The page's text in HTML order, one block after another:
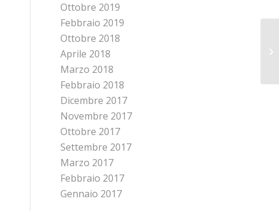
Ottobre 2019
Febbraio 2019
Ottobre 2018
Aprile 2018
Marzo 2018
Febbraio 2018
Dicembre 2017
Novembre 2017
Ottobre 2017
Settembre 2017
Marzo 2017
Febbraio 2017
Gennaio 2017